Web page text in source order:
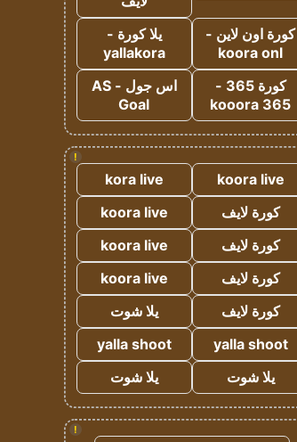
كورة اون لاين -
koora onl
يلا كورة -
yallakora
كورة 365 -
kooora 365
اس جول - AS
Goal
!
koora live
kora live
كورة لايف
koora live
كورة لايف
koora live
كورة لايف
koora live
كورة لايف
يلا شوت
yalla shoot
yalla shoot
يلا شوت
يلا شوت
!